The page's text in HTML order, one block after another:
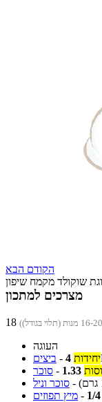
הקודם הבא
שוקולד מקמח שיפון
מצרכים למתכון
העוגה
ביצים - 4 יחידות
סוכר - 1.33
סוכר וניל -
מיץ תפוזים - 1/4